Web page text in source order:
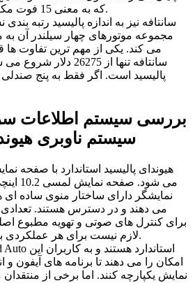
که به معنی 15 فوت مکعب کمتر فضای بار است.
سانتافه نیز به اندازه پالیسید رتبه
مجموعه موتورهای چهار سیلندر آن
می کند. یکی از مهم ترین تفاوت
پالیسید است. اگر فقط به پنج صندلی
بررسی سیستم اطلاعات
سیستم ناوبری هیوندای
می
نمایشگر دارای ساختار منوی ساده ای
می دهند و در دسترس هستند.
برای کنترل های صوتی و تهویه مطبوع اصلی
لازم نیست برای هر عملکردی به صفحه لمسی تکیه کنید.
امکان را می دهند تا برنامه های آیفون
نمایش یکپارچه کنند. اما برخی از